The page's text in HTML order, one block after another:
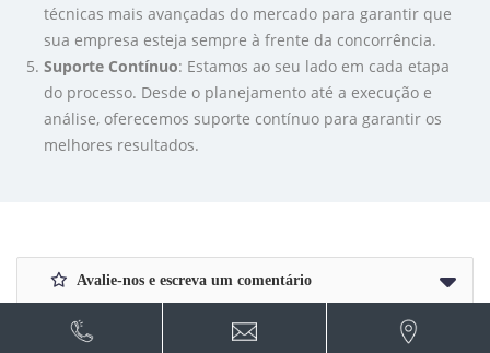
técnicas mais avançadas do mercado para garantir que
sua empresa esteja sempre à frente da concorrência.
Suporte Contínuo: Estamos ao seu lado em cada etapa
do processo. Desde o planejamento até a execução e
análise, oferecemos suporte contínuo para garantir os
melhores resultados.
Avalie-nos e escreva um comentário